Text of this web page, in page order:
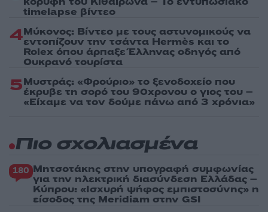
timelapse βίντεο
4Μύκονος: Βίντεο με τους αστυνομικούς να
εντοπίζουν την τσάντα Hermès και το
Rolex όπου άρπαξε Έλληνας οδηγός από
Ουκρανό τουρίστα
5Μυστράς: «Φρούριο» το ξενοδοχείο που
έκρυβε τη σορό του 90χρονου ο γιος του –
«Είχαμε να τον δούμε πάνω από 3 χρόνια»
Πιο σχολιασμένα
180 Μητσοτάκης στην υπογραφή συμφωνίας
για την ηλεκτρική διασύνδεση Ελλάδας –
Κύπρου: «Ισχυρή ψήφος εμπιστοσύνης» η
είσοδος της Meridiam στην GSI